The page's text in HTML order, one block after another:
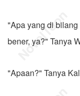
"Apa yang di
bener, ya?" Tanya
"Apaan?" Tanya